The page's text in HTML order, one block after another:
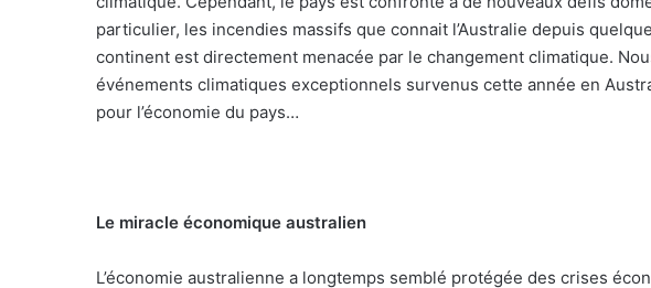
particulier, les incendies massifs que connait l’Australie depuis
continent est directement menacée par le changement climatique.
événements climatiques exceptionnels survenus cette année en
pour l’économie du pays…
Le miracle économique australien
L’économie australienne a longtemps semblé protégée des crises